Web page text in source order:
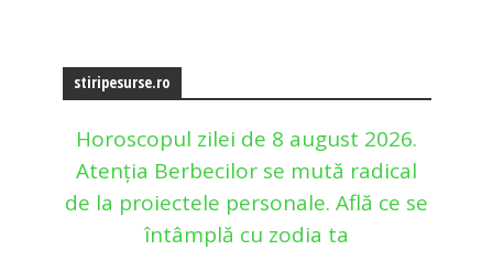
stiripesurse.ro
Horoscopul zilei de 8 august 2026.
Atenția Berbecilor se mută radical
de la proiectele personale. Află ce se
întâmplă cu zodia ta